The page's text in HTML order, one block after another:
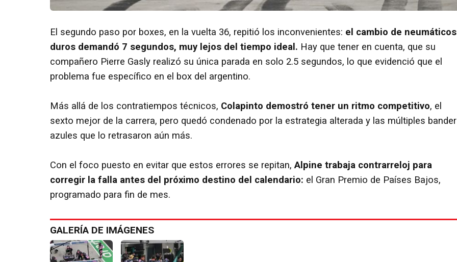
El segundo paso por boxes, en la vuelta 36, repitió los inconvenientes: el cambio de neumáticos
duros demandó 7 segundos, muy lejos del tiempo ideal. Hay que tener en cuenta, que su
compañero Pierre Gasly realizó su única parada en solo 2.5 segundos, lo que evidenció que el
problema fue específico en el box del argentino.
Más allá de los contratiempos técnicos, Colapinto demostró tener un ritmo competitivo, el
sexto mejor de la carrera, pero quedó condenado por la estrategia alterada y las múltiples
azules que lo retrasaron aún más.
Con el foco puesto en evitar que estos errores se repitan,Alpine trabaja contrarreloj para
corregir la falla antes del próximo destino del calendario: el Gran Premio de Países Bajos,
programado para fin de mes.
GALERÍA DE IMÁGENES